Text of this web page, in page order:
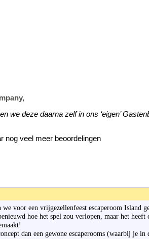
we deze daarna zelf in ons ‘eigen’
nog veel meer beoordelingen
voor een vrijgezellenfeest escaperoom Island
hoe het spel zou verlopen, maar het heeft
dan een gewone escaperooms (waarbij je in